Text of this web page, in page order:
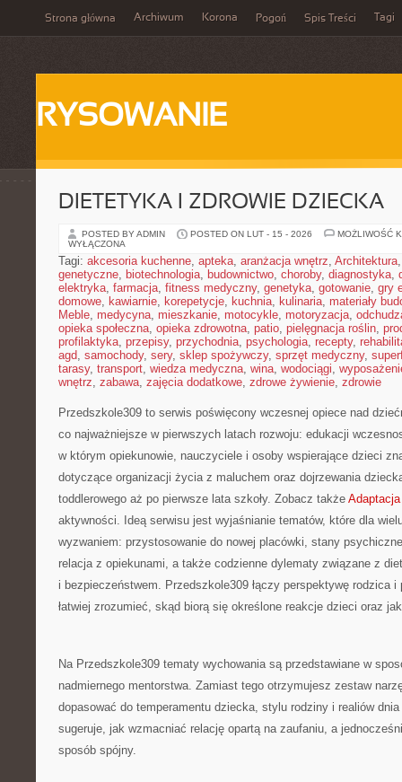
Strona główna Archiwum Korona Pogoń Spis Treści Tagi
RYSOWANIE
DIETETYKA I ZDROWIE DZIECKA
POSTED BY ADMIN POSTED ON LUT - 15 - 2026
MOŻLIWOŚĆ
WYŁĄCZONA
Tagi: akcesoria kuchenne, apteka, aranżacja wnętrz, Architektura
genetyczne, biotechnologia, budownictwo, choroby, diagnostyka,
elektryka, farmacja, fitness medyczny, genetyka, gotowanie, gry
domowe, kawiarnie, korepetycje, kuchnia, kulinaria, materiały
Meble, medycyna, mieszkanie, motocykle, motoryzacja,
opieka społeczna, opieka zdrowotna, patio, pielęgnacja roślin,
profilaktyka, przepisy, przychodnia, psychologia, recepty,
agd, samochody, sery, sklep spożywczy, sprzęt medyczny,
tarasy, transport, wiedza medyczna, wina, wodociągi,
wnętrz, zabawa, zajęcia dodatkowe, zdrowe żywienie, zdrowie
Przedszkole309 to serwis poświęcony wczesnej opiece nad
co najważniejsze w pierwszych latach rozwoju: edukacji
w którym opiekunowie, nauczyciele i osoby wspierające dzieci
dotyczące organizacji życia z maluchem oraz dojrzewania
toddlerowego aż po pierwsze lata szkoły. Zobacz także
aktywności. Ideą serwisu jest wyjaśnianie tematów, które dla
wyzwaniem: przystosowanie do nowej placówki, stany
relacja z opiekunami, a także codzienne dylematy związane z
i bezpieczeństwem. Przedszkole309 łączy perspektywę rodzica
łatwiej zrozumieć, skąd biorą się określone reakcje dzieci oraz
Na Przedszkole309 tematy wychowania są przedstawiane w
nadmiernego mentorstwa. Zamiast tego otrzymujesz zestaw
dopasować do temperamentu dziecka, stylu rodziny i realiów
sugeruje, jak wzmacniać relację opartą na zaufaniu, a
sposób spójny.